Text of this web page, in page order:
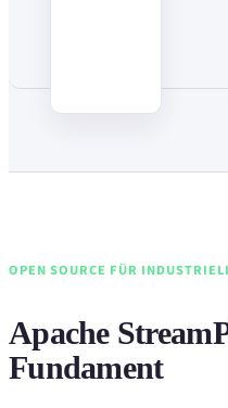
OPEN SOURCE FÜR
Apache
Fundament